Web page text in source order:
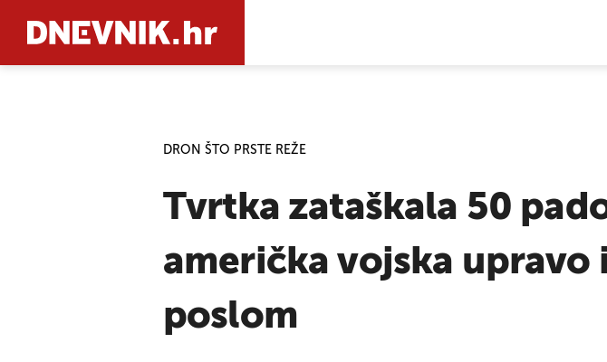
DRON ŠTO PRSTE REŽE
Tvrtka zataškala 50
američka vojska
poslom